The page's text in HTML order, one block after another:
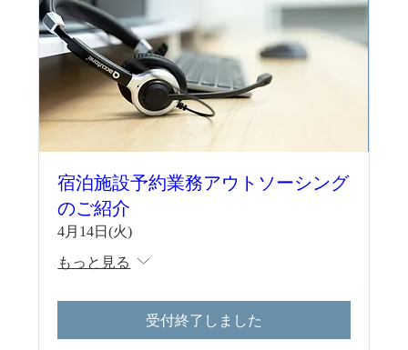
宿泊施設予約業務アウトソーシング
のご紹介
4月14日(火)
もっと見る
受付終了しました